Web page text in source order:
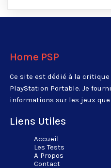
Home PSP
Ce site est dédié à la
PlayStation Portable. Je
informations sur les jeux
Liens Utiles
Accueil
Les Tests
A Propos
Contact